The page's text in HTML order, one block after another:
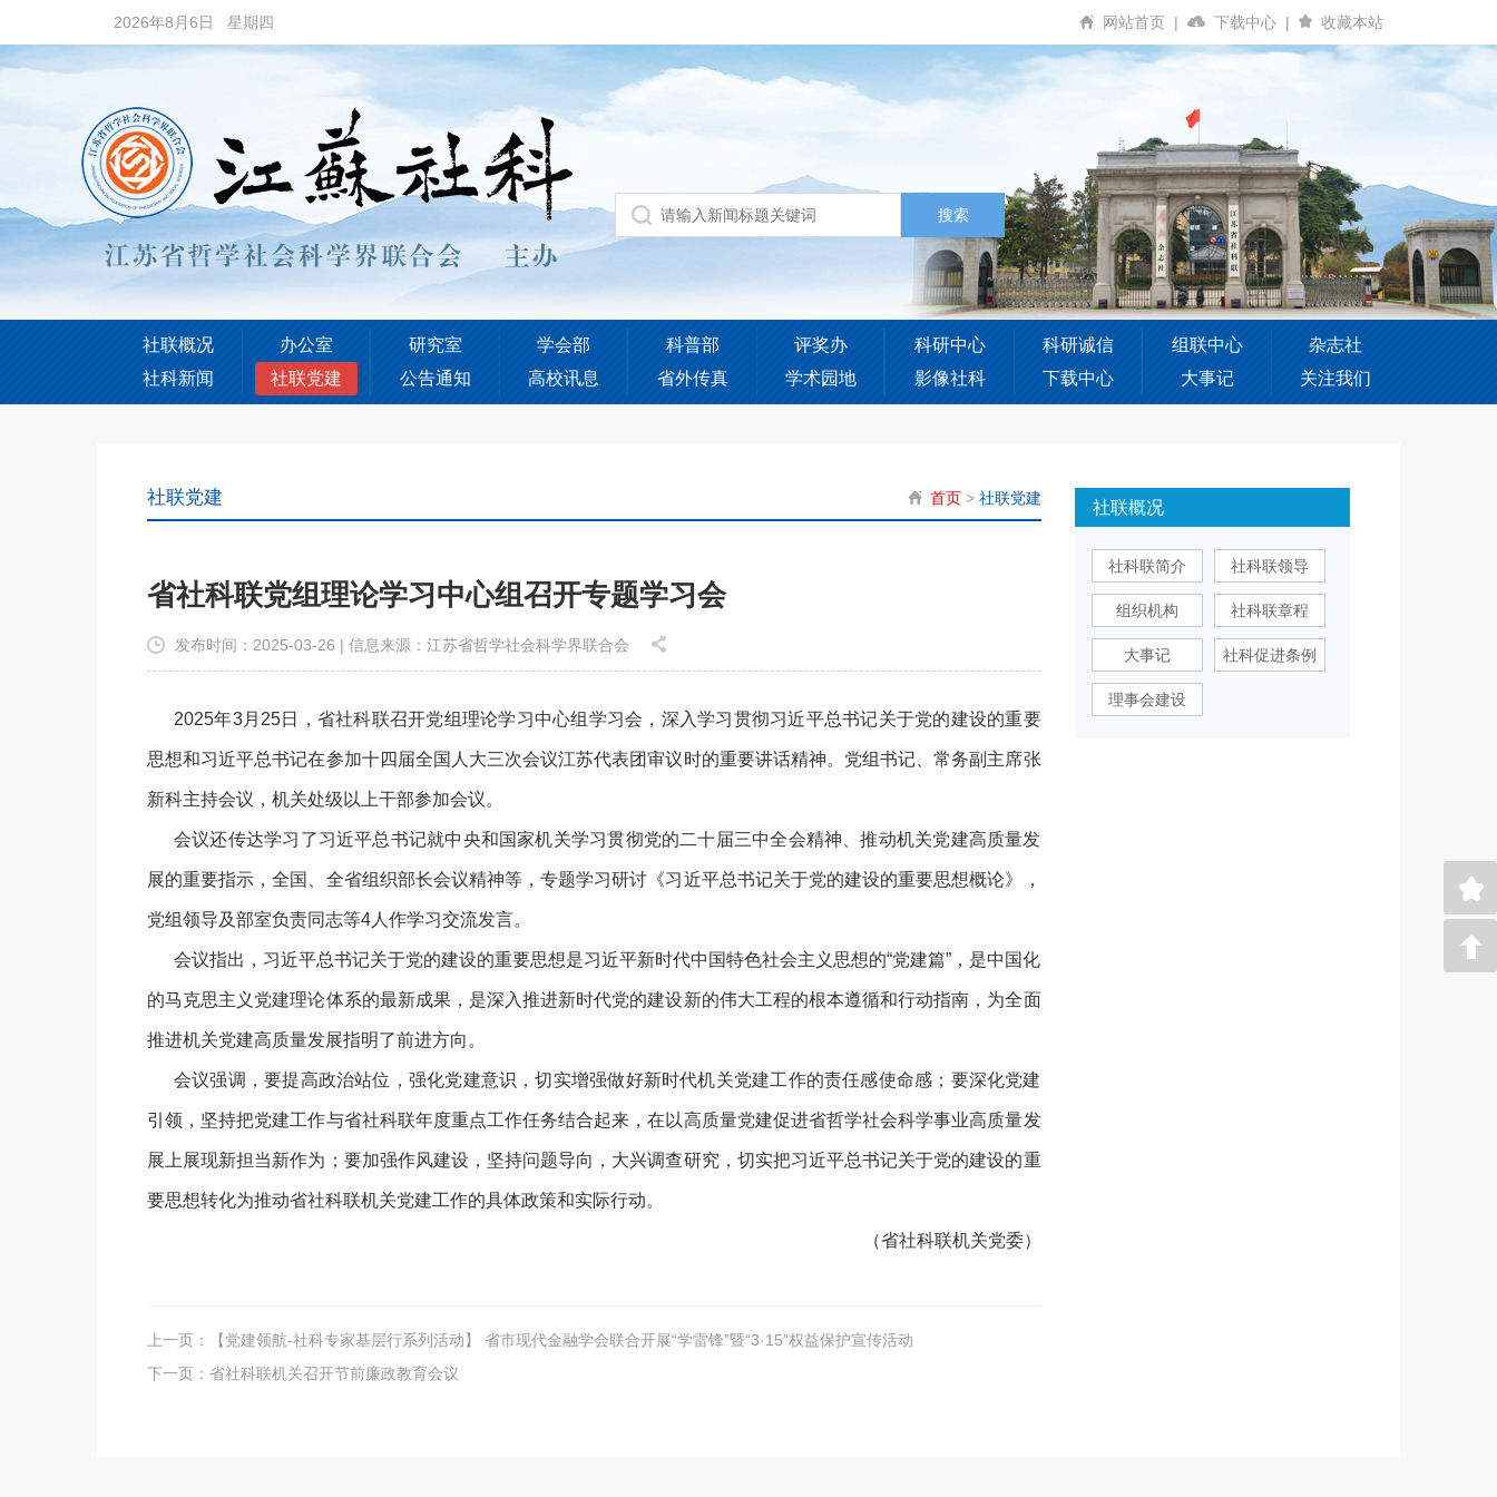
2026年8月6日 星期四 网站首页 | 下载中心 | 收藏本站
社联概况 办公室 研究室 学会部 科普部 评奖办 科研中心 科研诚信 组联中心
杂志社
社科新闻
社联党建 公告通知 高校讯息 省外传真 学术园地 影像社科 下载中心 大事记 关注我们
社联党建 首页> 社联党建
省社科联党组理论学习中心组召开专题学习会
发布时间：2025-03-26 | 信息来源：江苏省哲学社会科学界联合会
2025年3月25日，省社科联召开党组理论学习中心组学习会，深入学习贯彻习近平总书记关于党的建设的重要
思想和习近平总书记在参加十四届全国人大三次会议江苏代表团审议时的重要讲话精神。党组书记、常务副主席张
新科主持会议，机关处级以上干部参加会议。
会议还传达学习了习近平总书记就中央和国家机关学习贯彻党的二十届三中全会精神、推动机关党建高质量发
展的重要指示，全国、全省组织部长会议精神等，专题学习研讨《习近平总书记关于党的建设的重要思想概论》，
党组领导及部室负责同志等4人作学习交流发言。
会议指出，习近平总书记关于党的建设的重要思想是习近平新时代中国特色社会主义思想的“党建篇”，是中国化
的马克思主义党建理论体系的最新成果，是深入推进新时代党的建设新的伟大工程的根本遵循和行动指南，为全面
推进机关党建高质量发展指明了前进方向。
会议强调，要提高政治站位，强化党建意识，切实增强做好新时代机关党建工作的责任感使命感；要深化党建
引领，坚持把党建工作与省社科联年度重点工作任务结合起来，在以高质量党建促进省哲学社会科学事业高质量发
展上展现新担当新作为；要加强作风建设，坚持问题导向，大兴调查研究，切实把习近平总书记关于党的建设的重
要思想转化为推动省社科联机关党建工作的具体政策和实际行动。
（省社科联机关党委）
上一页：
【党建领航-社科专家基层行系列活动】 省市现代金融学会联合开展“学雷锋”暨“3·15”权益保护宣传活动
下一页： 省社科联机关召开节前廉政教育会议
社联概况
社科联简介 社科联领导
组织机构 社科联章程
大事记 社科促进条例
理事会建设